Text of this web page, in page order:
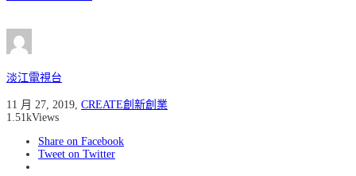
淡江電視台
11 月 27, 2019, CREATE創新創業
1.51kViews
Share on Facebook
Tweet on Twitter